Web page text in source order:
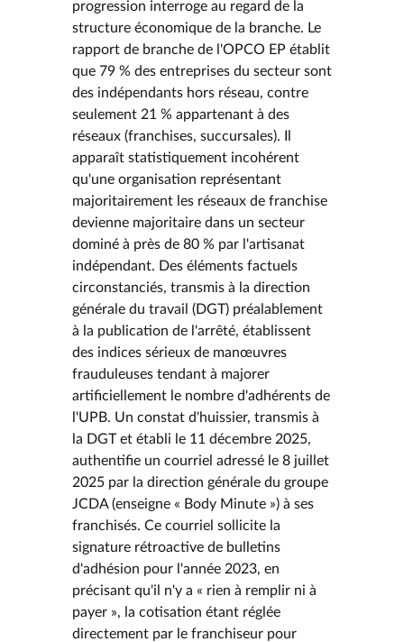
progression interroge au regard de la
structure économique de la branche. Le
rapport de branche de l'OPCO EP établit
que 79 % des entreprises du secteur sont
des indépendants hors réseau, contre
seulement 21 % appartenant à des
réseaux (franchises, succursales). Il
apparaît statistiquement incohérent
qu'une organisation représentant
majoritairement les réseaux de franchise
devienne majoritaire dans un secteur
dominé à près de 80 % par l'artisanat
indépendant. Des éléments factuels
circonstanciés, transmis à la direction
générale du travail (DGT) préalablement
à la publication de l'arrêté, établissent
des indices sérieux de manœuvres
frauduleuses tendant à majorer
artificiellement le nombre d'adhérents de
l'UPB. Un constat d'huissier, transmis à
la DGT et établi le 11 décembre 2025,
authentifie un courriel adressé le 8 juillet
2025 par la direction générale du groupe
JCDA (enseigne « Body Minute ») à ses
franchisés. Ce courriel sollicite la
signature rétroactive de bulletins
d'adhésion pour l'année 2023, en
précisant qu'il n'y a « rien à remplir ni à
payer », la cotisation étant réglée
directement par le franchiseur pour